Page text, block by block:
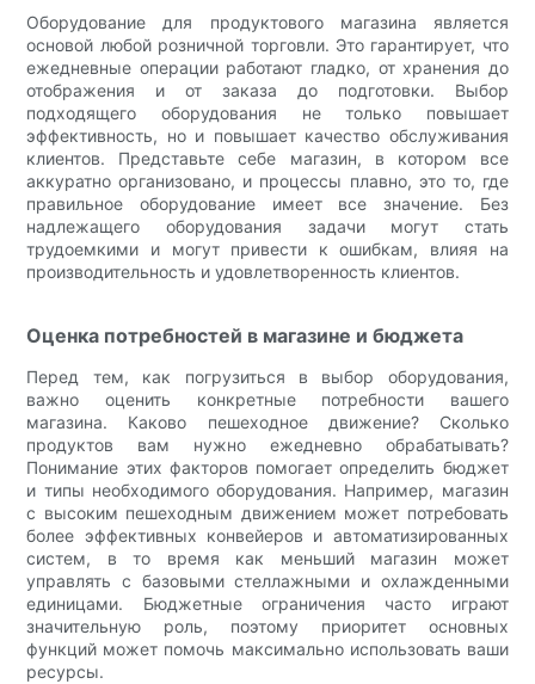
Оборудование для продуктового магазина является
основой любой розничной торговли. Это гарантирует, что
ежедневные операции работают гладко, от хранения до
отображения и от заказа до подготовки. Выбор
подходящего оборудования не только повышает
эффективность, но и повышает качество обслуживания
клиентов. Представьте себе магазин, в котором все
аккуратно организовано, и процессы плавно, это то, где
правильное оборудование имеет все значение. Без
надлежащего оборудования задачи могут стать
трудоемкими и могут привести к ошибкам, влияя на
производительность и удовлетворенность клиентов.
Оценка потребностей в магазине и бюджета
Перед тем, как погрузиться в выбор оборудования,
важно оценить конкретные потребности вашего
магазина. Каково пешеходное движение? Сколько
продуктов вам нужно ежедневно обрабатывать?
Понимание этих факторов помогает определить бюджет
и типы необходимого оборудования. Например, магазин
с высоким пешеходным движением может потребовать
более эффективных конвейеров и автоматизированных
систем, в то время как меньший магазин может
управлять с базовыми стеллажными и охлажденными
единицами. Бюджетные ограничения часто играют
значительную роль, поэтому приоритет основных
функций может помочь максимально использовать ваши
ресурсы.